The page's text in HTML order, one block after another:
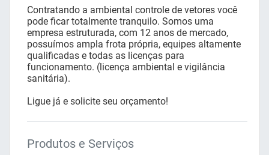
Contratando a ambiental controle de vetores você
pode ficar totalmente tranquilo. Somos uma
empresa estruturada, com 12 anos de mercado,
possuímos ampla frota própria, equipes altamente
qualificadas e todas as licenças para
funcionamento. (licença ambiental e vigilância
sanitária).
Ligue já e solicite seu orçamento!
Produtos e Serviços